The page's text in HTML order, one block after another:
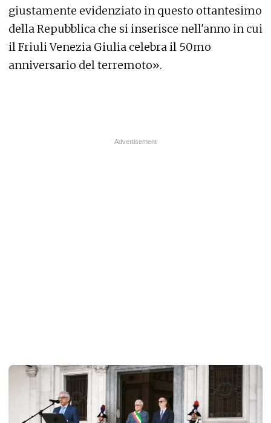
giustamente evidenziato in questo ottantesimo
della Repubblica che si inserisce nell'anno in cui
il Friuli Venezia Giulia celebra il 50mo
anniversario del terremoto».